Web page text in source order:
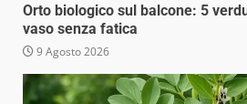
Orto biologico sul balcone: 5
vaso senza fatica
9 Agosto 2026